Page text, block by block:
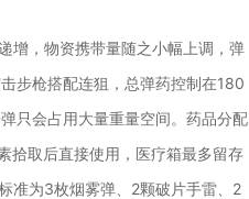
增，物资携带量随之小幅上调，弹
步枪搭配连狙，总弹药控制在180
只会占用大量重量空间。药品分配
拾取后直接使用，医疗箱最多留存
准为3枚烟雾弹、2颗破片手雷、2